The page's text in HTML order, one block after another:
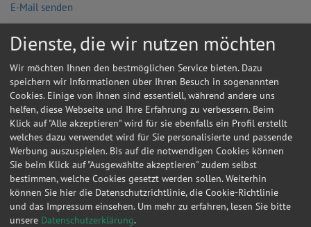
E-Mail senden
Dienste, die wir nutzen möchten
Wir möchten Ihnen den bestmöglichen Service bieten. Dazu
speichern wir Informationen über Ihren Besuch in sogenannten
Cookies. Einige von ihnen sind essentiell, während andere uns
helfen, diese Webseite und Ihre Erfahrung zu verbessern. Beim
Klick auf "Alle akzeptieren" wird für sie ebenfalls ein Profil erstellt
welches dazu verwendet wird für Sie personalisierte und passende
Werbung auszuspielen. Bis auf die notwendigen Cookies können
Sie beim Klick auf "Ausgewählte akzeptieren" zudem selbst
bestimmen, welche Cookies gesetzt werden sollen. Weiterhin
können Sie hier die Datenschutzrichtlinie, die Cookie-Richtlinie
und das Impressum einsehen. Um mehr zu erfahren, lesen Sie bitte
unsere Datenschutzerklärung.